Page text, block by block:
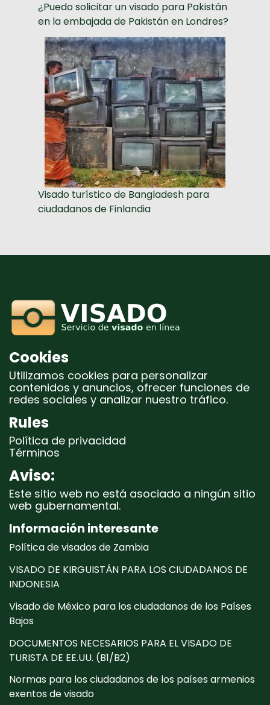
¿Puedo solicitar un visado para Pakistán
en la embajada de Pakistán en Londres?
Visado turístico de Bangladesh para
ciudadanos de Finlandia
Cookies
Utilizamos cookies para personalizar
contenidos y anuncios, ofrecer funciones de
redes sociales y analizar nuestro tráfico.
Rules
Política de privacidad
Términos
Aviso:
Este sitio web no está asociado a ningún sitio
web gubernamental.
Información interesante
Política de visados de Zambia
VISADO DE KIRGUISTÁN PARA LOS CIUDADANOS DE
INDONESIA
Visado de México para los ciudadanos de los Países
Bajos
DOCUMENTOS NECESARIOS PARA EL VISADO DE
TURISTA DE EE.UU. (B1/B2)
Normas para los ciudadanos de los países armenios
exentos de visado